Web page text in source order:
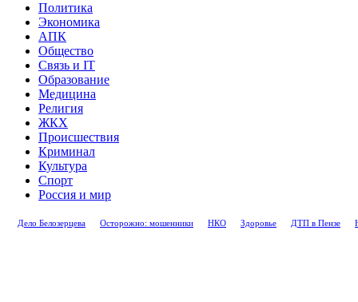
Политика
Экономика
АПК
Общество
Связь и IT
Образование
Медицина
Религия
ЖКХ
Происшествия
Криминал
Культура
Спорт
Россия и мир
Дело Белозерцева Осторожно: мошенники НКО Здоровье ДТП в Пензе